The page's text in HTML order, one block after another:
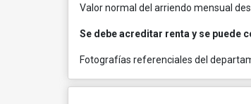
Valor normal del arriendo mensual
Se debe acreditar renta y se puede
Fotografías referenciales del